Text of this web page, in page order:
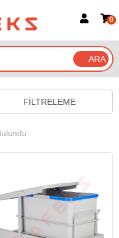
İle Bağlan
0
FILTRELEME